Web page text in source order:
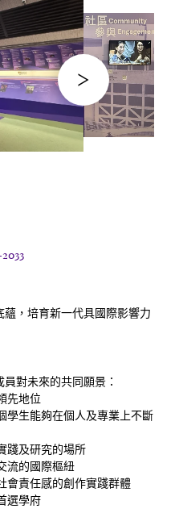
，培育新一代具國際影響力
對未來的共同願景：
先地位
學生能夠在個人及專業上不斷
踐及研究的場所
流的國際樞紐
會責任感的創作實踐群體
選學府